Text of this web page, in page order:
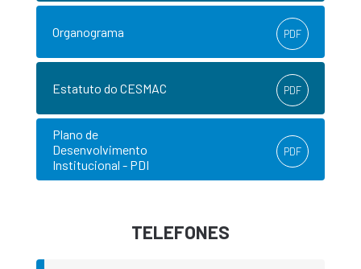
Organograma PDF
Estatuto do CESMAC PDF
Plano de
Desenvolvimento
Institucional - PDI
PDF
TELEFONES